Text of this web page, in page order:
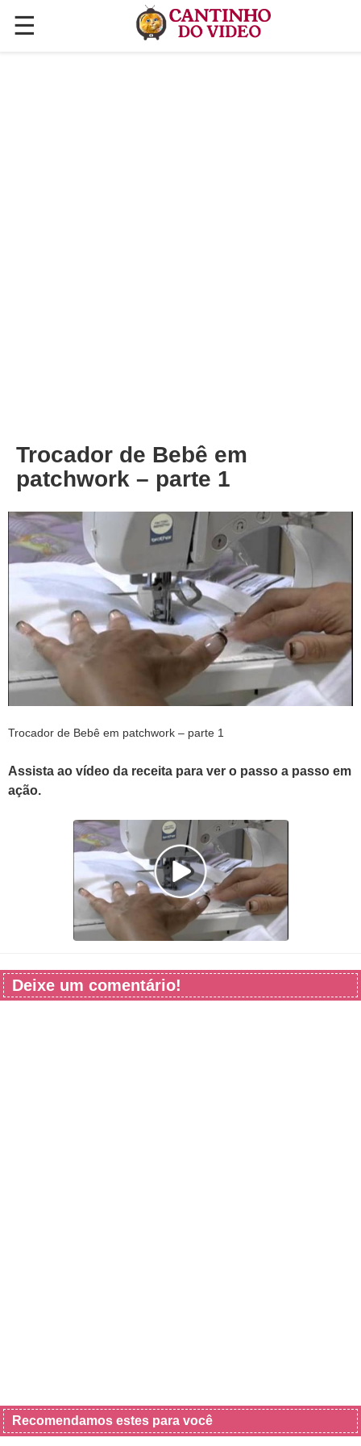
☰
✕
Trocador de Bebê em
patchwork – parte 1
Trocador de Bebê em patchwork – parte 1
Assista ao vídeo da receita para ver o passo a passo em
ação.
Deixe um comentário!
Recomendamos estes para você